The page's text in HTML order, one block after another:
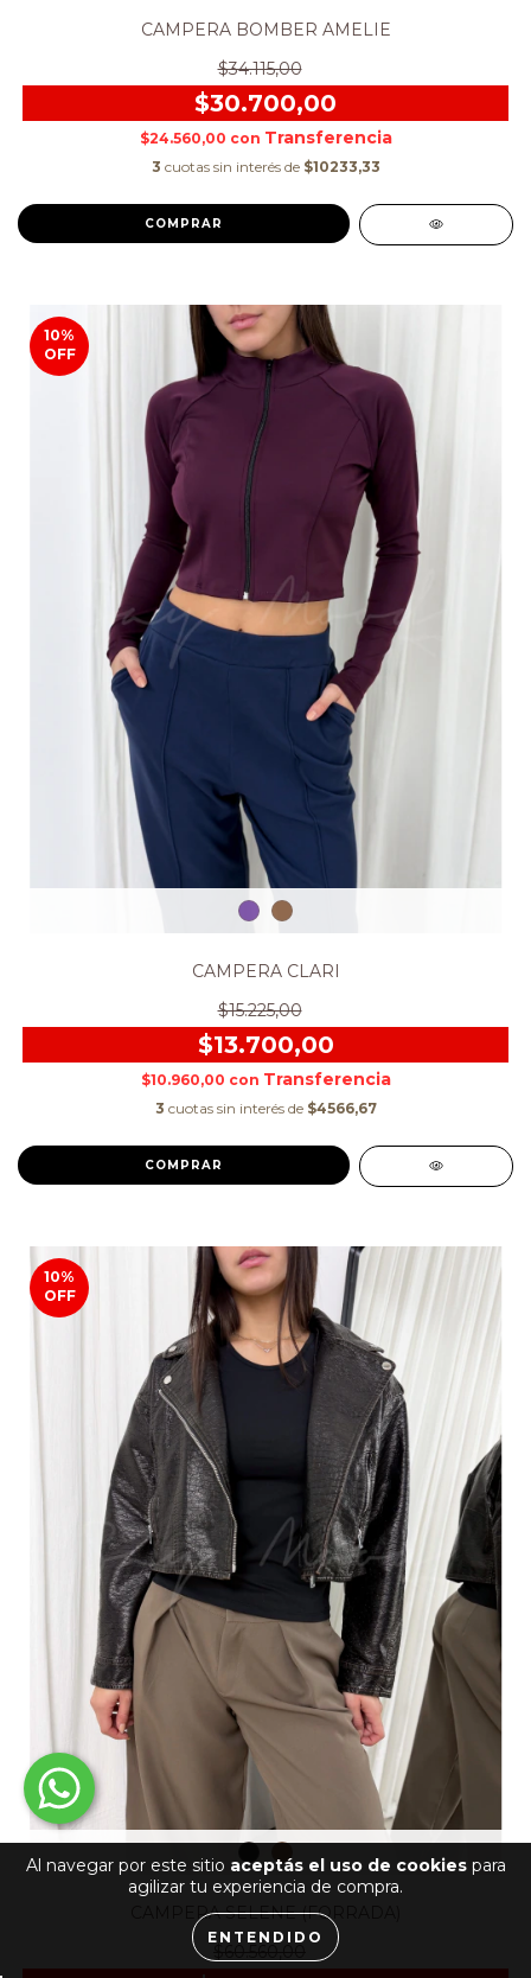
Al navegar por este sitio aceptás el uso de cookiespara
agilizar tu experiencia de compra.
ENTENDIDO
CAMPERA BOMBER AMELIE
$34.115,00
$30.700,00
$24.560,00 con
3 cuotas sin interés de $10233,33
COMPRAR
10%
OFF
CAMPERA CLARI
$15.225,00
$13.700,00
$10.960,00 con
3 cuotas sin interés de $4566,67
COMPRAR
10%
OFF
CAMPERA SELENE (FORRADA)